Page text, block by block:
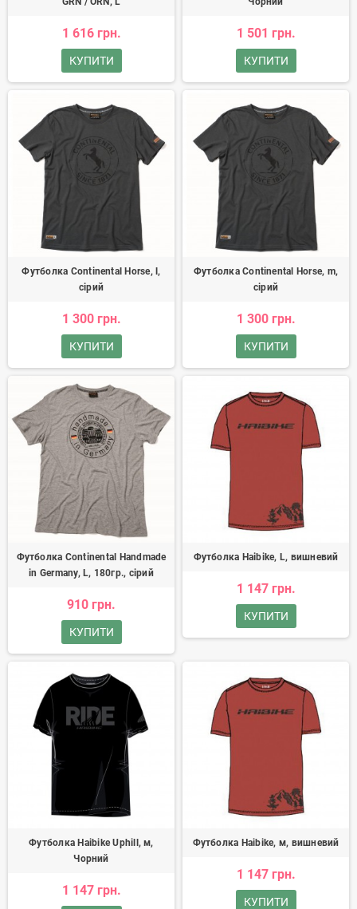
1 616 грн.
КУПИТИ
1 501 грн.
КУПИТИ
Футболка Continental Horse, l,
сірий
1 300 грн.
КУПИТИ
Футболка Continental Horse, m,
сірий
1 300 грн.
КУПИТИ
Футболка Continental Handmade
in Germany, L, 180гр., сірий
910 грн.
КУПИТИ
Футболка Haibike, L, вишневий
1 147 грн.
КУПИТИ
Футболка Haibike Uphill, м,
Чорний
1 147 грн.
Футболка Haibike, м, вишневий
1 147 грн.
КУПИТИ